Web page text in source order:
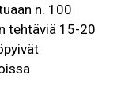
n. 100
tehtäviä 15-20